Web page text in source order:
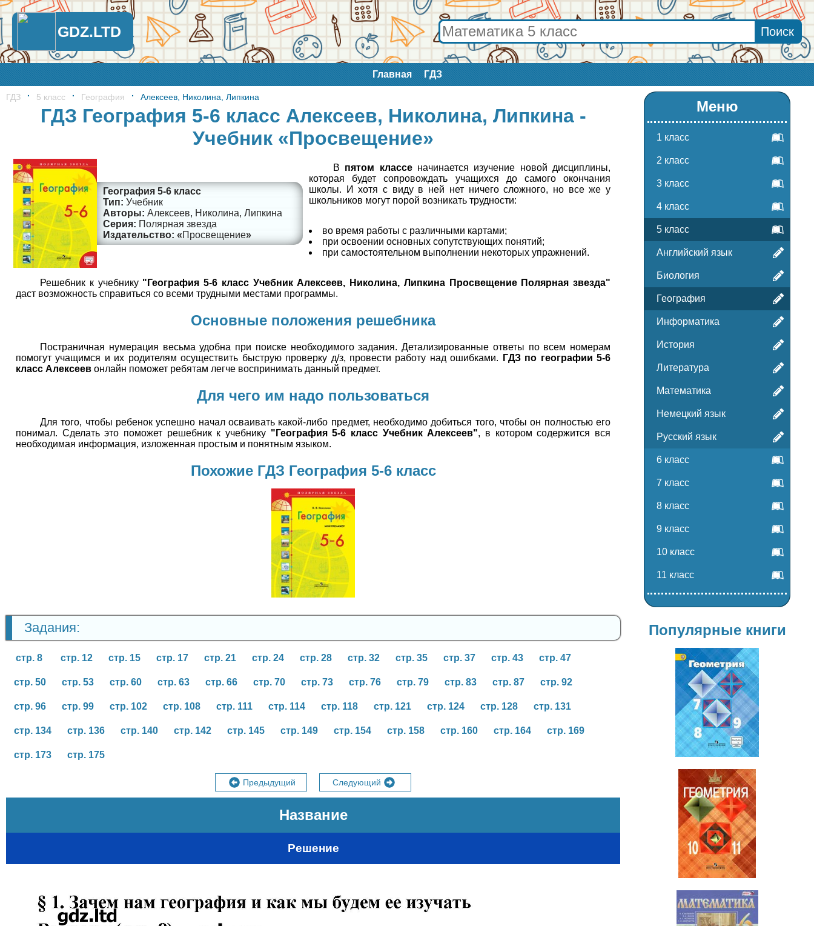
GDZ.LTD
Главная ГДЗ
ГДЗ 5 класс География Алексеев, Николина, Липкина
ГДЗ География 5-6 класс Алексеев, Николина, Липкина -
Учебник «Просвещение»
География 5-6 класс
Учебник
Алексеев, Николина, Липкина
Полярная звезда
Просвещение
В пятом классеначинается изучение новой дисциплины,
которая будет сопровождать учащихся до самого окончания
школы. И хотя с виду в ней нет ничего сложного, но все же у
школьников могут порой возникать трудности:
во время работы с различными картами;
при освоении основных сопутствующих понятий;
при самостоятельном выполнении некоторых упражнений.
Решебник к учебнику "География 5-6 класс Учебник Алексеев, Николина, Липкина Просвещение Полярная звезда"
даст возможность справиться со всеми трудными местами программы.
Основные положения решебника
Постраничная нумерация весьма удобна при поиске необходимого задания. Детализированные ответы по всем номерам
помогут учащимся и их родителям осуществить быструю проверку д/з, провести работу над ошибками.
ГДЗ по географии 5-6
класс Алексеев онлайн поможет ребятам легче воспринимать данный предмет.
Для чего им надо пользоваться
Для того, чтобы ребенок успешно начал осваивать какой-либо предмет, необходимо добиться того, чтобы он полностью его
понимал. Сделать это поможет решебник к учебнику "География 5-6 класс Учебник Алексеев", в котором содержится вся
необходимая информация, изложенная простым и понятным языком.
Похожие ГДЗ География 5-6 класс
География
5-6 класс
Задания:
стр. 8 стр. 12 стр. 15 стр. 17 стр. 21 стр. 24 стр. 28 стр. 32 стр. 35 стр. 37 стр. 43 стр. 47
стр. 50 стр. 53 стр. 60 стр. 63 стр. 66 стр. 70 стр. 73 стр. 76 стр. 79 стр. 83 стр. 87 стр. 92
стр. 96 стр. 99 стр. 102 стр. 108 стр. 111 стр. 114 стр. 118 стр. 121 стр. 124 стр. 128 стр. 131
стр. 134 стр. 136 стр. 140 стр. 142 стр. 145 стр. 149 стр. 154 стр. 158 стр. 160 стр. 164 стр. 169
стр. 173 стр. 175
Предыдущий Следующий
Название
Решение
Меню
1 класс
2 класс
3 класс
4 класс
5 класс
Английский язык
Биология
География
Информатика
История
Литература
Математика
Немецкий язык
Русский язык
6 класс
7 класс
8 класс
9 класс
10 класс
11 класс
Популярные книги
Геометрия
7-9 класс
Геометрия
10-11 класс